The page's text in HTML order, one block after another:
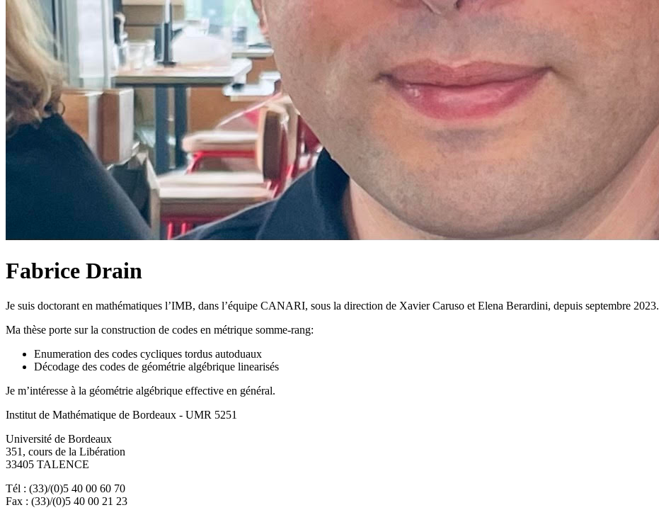
Fabrice Drain
Je suis doctorant en mathématiques l’IMB, dans l’équipe CANARI, sous la direction de Xavier Caruso et Elena Berardini, depuis septembre 2023.
Ma thèse porte sur la construction de codes en métrique somme-rang:
Enumeration des codes cycliques tordus autoduaux
Décodage des codes de géométrie algébrique linearisés
Je m’intéresse à la géométrie algébrique effective en général.
Institut de Mathématique de Bordeaux - UMR 5251
Université de Bordeaux
351, cours de la Libération
33405 TALENCE
Tél : (33)/(0)5 40 00 60 70
Fax : (33)/(0)5 40 00 21 23